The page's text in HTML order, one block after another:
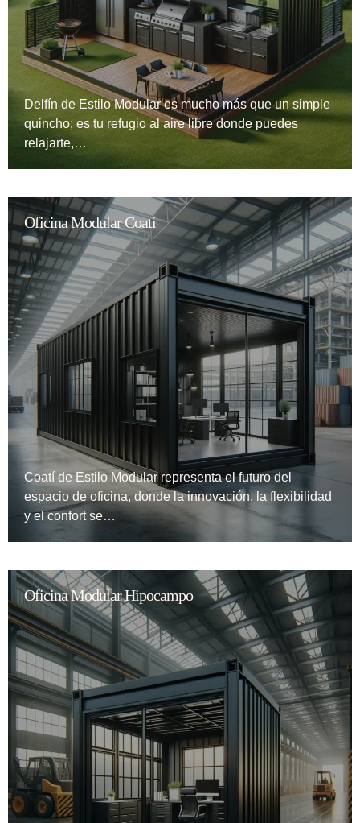
Delfín de Estilo Modular es mucho más que un simple
quincho; es tu refugio al aire libre donde puedes
relajarte,…
Oficina Modular Coatí
Coatí de Estilo Modular representa el futuro del
espacio de oficina, donde la innovación, la flexibilidad
y el confort se…
Oficina Modular Hipocampo